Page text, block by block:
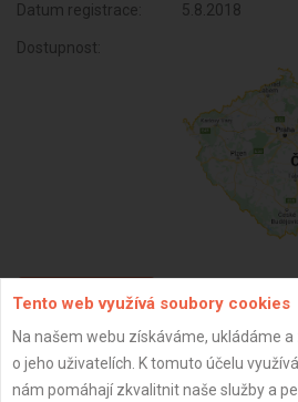
Datum registrace: 5.8.2018
Dostupnost:
ZPĚT
Aktualizováno z portálu ARES dne
Tento web využívá soubory cookies
Na našem webu získáváme, ukládáme
o jeho uživatelích. K tomuto účelu
nám pomáhají zkvalitnit naše služby a